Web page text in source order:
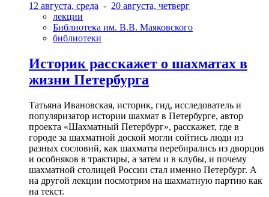
12 августа, среда - 20 августа, четверг
лекции
Библиотека им. В.В. Маяковского
библиотеки
Историк расскажет о шахматах в
жизни Петербурга
Татьяна Ивановская, историк, гид, исследователь и
популяризатор истории шахмат в Петербурге, автор
проекта «Шахматный Петербург», расскажет, где в
городе за шахматной доской могли сойтись люди из
разных сословий, как шахматы перебирались из дворцов
и особняков в трактиры, а затем и в клубы, и почему
шахматной столицей России стал именно Петербург. А
на другой лекции посмотрим на шахматную партию как
на текст.